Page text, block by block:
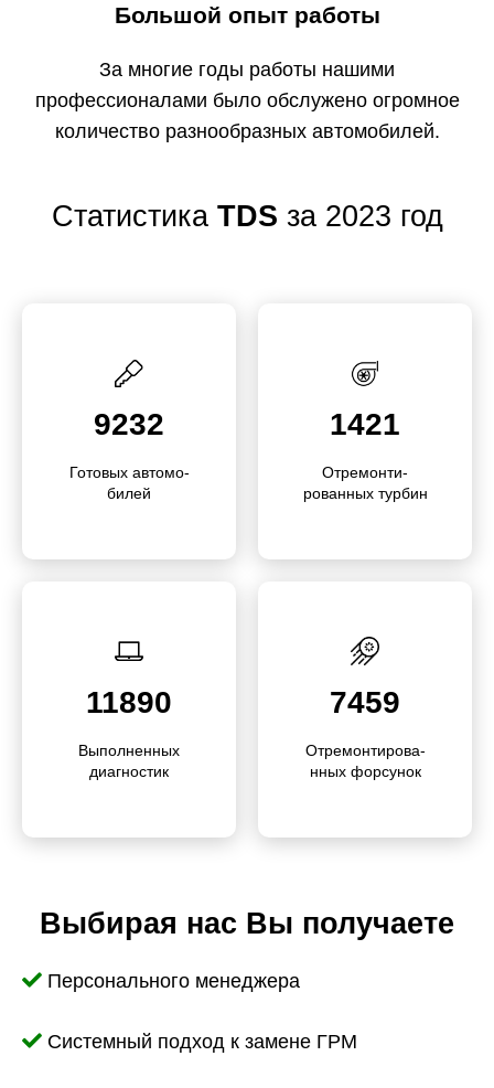
Большой опыт работы
За многие годы работы нашими
профессионалами было обслужено огромное
количество разнообразных автомобилей.
Статистика TDS за 2023 год
9232
Готовых автомо­
билей
1421
Отремо­нти­
рованных турбин
11890
Выполне­нных
диагностик
7459
Отремонти­ро­ва­
нных форсунок
Выбирая нас Вы получаете
Персонального менеджера
Системный подход к замене ГРМ